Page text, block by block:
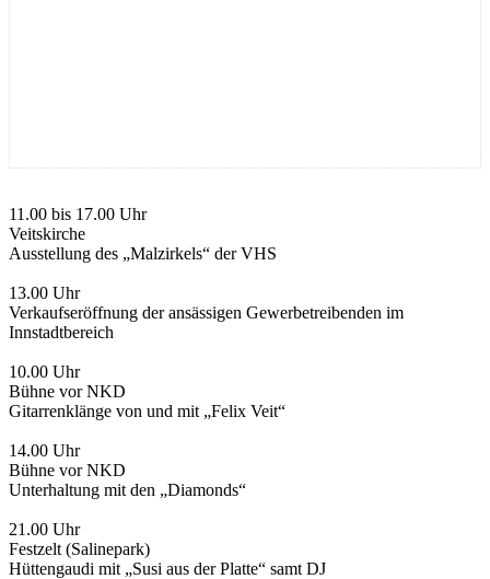
11.00 bis 17.00 Uhr
Veitskirche
Ausstellung des „Malzirkels“ der VHS
13.00 Uhr
Verkaufseröffnung der ansässigen Gewerbetreibenden im
Innstadtbereich
10.00 Uhr
Bühne vor NKD
Gitarrenklänge von und mit „Felix Veit“
14.00 Uhr
Bühne vor NKD
Unterhaltung mit den „Diamonds“
21.00 Uhr
Festzelt (Salinepark)
Hüttengaudi mit „Susi aus der Platte“ samt DJ